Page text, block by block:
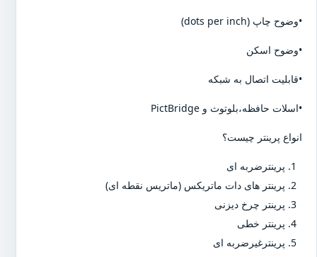
•وضوح چاپ (dots per inch)
•وضوح اسکن
•قابلیت اتصال به شبکه
•اسلات حافظه،بلوتوث و PictBridge
انواع پرینتر چیست؟
پرینترضربه ای
پرینتر های دات ماتریکس (ماتریس نقطه ای)
پرینتر چرخ دیزنی
پرینتر خطی
پرینترغیرضربه ای